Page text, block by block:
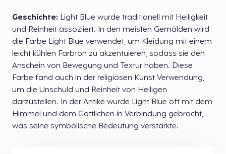
Geschichte: Light Blue wurde traditionell mit Heiligkeit
und Reinheit assoziiert. In den meisten Gemälden wird
die Farbe Light Blue verwendet, um Kleidung mit einem
leicht kühlen Farbton zu akzentuieren, sodass sie den
Anschein von Bewegung und Textur haben. Diese
Farbe fand auch in der religiösen Kunst Verwendung,
um die Unschuld und Reinheit von Heiligen
darzustellen. In der Antike wurde Light Blue oft mit dem
Himmel und dem Göttlichen in Verbindung gebracht,
was seine symbolische Bedeutung verstärkte.